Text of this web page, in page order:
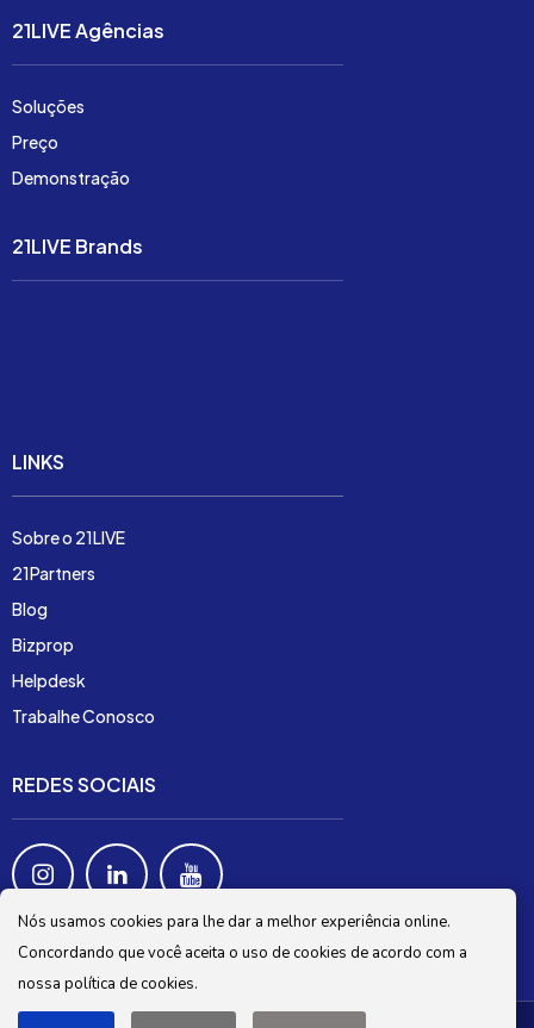
21LIVE Agências
Soluções
Preço
Demonstração
21LIVE Brands
LINKS
Sobre o 21LIVE
21Partners
Blog
Bizprop
Helpdesk
Trabalhe Conosco
REDES SOCIAIS
Nós usamos cookies para lhe dar a melhor experiência online.
Concordando que você aceita o uso de cookies de acordo com a
nossa política de cookies.